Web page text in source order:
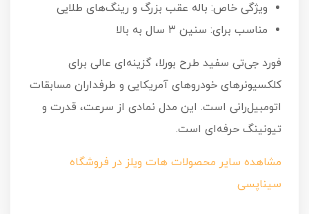
ویژگی خاص: باله عقب بزرگ و رینگ‌های طلایی
مناسب برای: سنین ۳ سال به بالا
فورد جی‌تی سفید طرح بورلا، گزینه‌ای عالی برای
کلکسیونرهای خودروهای آمریکایی و طرفداران مسابقات
اتومبیل‌رانی است. این مدل نمادی از سرعت، قدرت و
تیونینگ حرفه‌ای است.
مشاهده سایر محصولات هات ویلز در فروشگاه
سیناپسی